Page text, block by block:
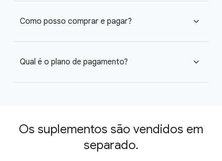
Como posso comprar e pagar? expand_more
Qual é o plano de pagamento? expand_more
Os suplementos são vendidos em
separado.